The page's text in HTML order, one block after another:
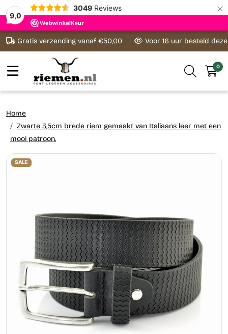
9,0
3049 Reviews ×
Ga naar content
Gratis verzending vanaf €50,00 Voor 16 uur besteld
0
Home
Zwarte 3,5cm brede riem gemaakt van Italiaans leer met een
mooi patroon.
SALE